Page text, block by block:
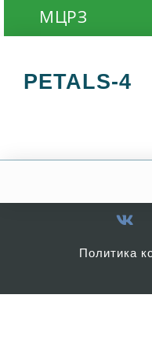
PETALS-4
Политика